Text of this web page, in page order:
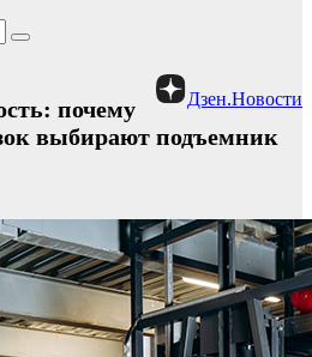
Дзен.Новости
почему
выбирают подъемник